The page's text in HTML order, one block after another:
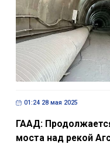
01:24 28 мая 2025
ГААД:
моста над рекой